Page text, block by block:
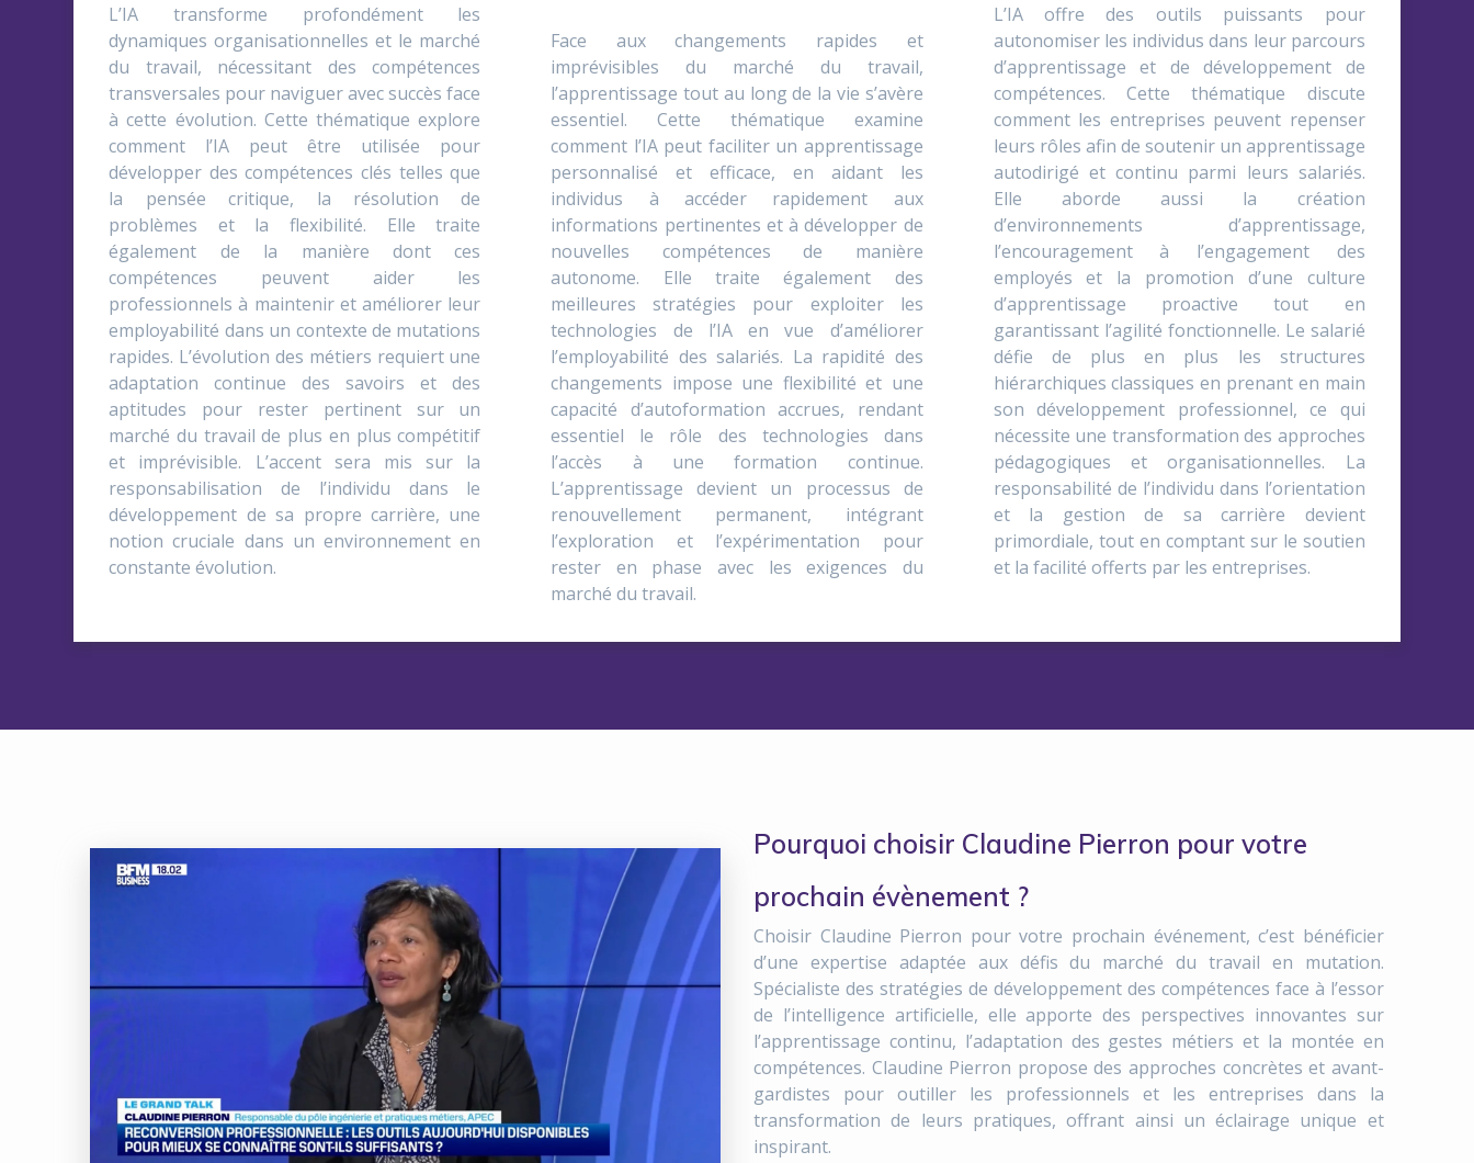
L’IA transforme profondément les
dynamiques organisationnelles et le marché
du travail, nécessitant des compétences
transversales pour naviguer avec succès face
à cette évolution. Cette thématique explore
comment l’IA peut être utilisée pour
développer des compétences clés telles que
la pensée critique, la résolution de
problèmes et la flexibilité. Elle traite
également de la manière dont ces
compétences peuvent aider les
professionnels à maintenir et améliorer leur
employabilité dans un contexte de mutations
rapides. L’évolution des métiers requiert une
adaptation continue des savoirs et des
aptitudes pour rester pertinent sur un
marché du travail de plus en plus compétitif
et imprévisible. L’accent sera mis sur la
responsabilisation de l’individu dans le
développement de sa propre carrière, une
notion cruciale dans un environnement en
constante évolution.
Face aux changements rapides et
imprévisibles du marché du travail,
l’apprentissage tout au long de la vie s’avère
essentiel. Cette thématique examine
comment l’IA peut faciliter un apprentissage
personnalisé et efficace, en aidant les
individus à accéder rapidement aux
informations pertinentes et à développer de
nouvelles compétences de manière
autonome. Elle traite également des
meilleures stratégies pour exploiter les
technologies de l’IA en vue d’améliorer
l’employabilité des salariés. La rapidité des
changements impose une flexibilité et une
capacité d’autoformation accrues, rendant
essentiel le rôle des technologies dans
l’accès à une formation continue.
L’apprentissage devient un processus de
renouvellement permanent, intégrant
l’exploration et l’expérimentation pour
rester en phase avec les exigences du
marché du travail.
L’IA offre des outils puissants pour
autonomiser les individus dans leur parcours
d’apprentissage et de développement de
compétences. Cette thématique discute
comment les entreprises peuvent repenser
leurs rôles afin de soutenir un apprentissage
autodirigé et continu parmi leurs salariés.
Elle aborde aussi la création
d’environnements d’apprentissage,
l’encouragement à l’engagement des
employés et la promotion d’une culture
d’apprentissage proactive tout en
garantissant l’agilité fonctionnelle. Le salarié
défie de plus en plus les structures
hiérarchiques classiques en prenant en main
son développement professionnel, ce qui
nécessite une transformation des approches
pédagogiques et organisationnelles. La
responsabilité de l’individu dans l’orientation
et la gestion de sa carrière devient
primordiale, tout en comptant sur le soutien
et la facilité offerts par les entreprises.
Pourquoi choisir Claudine Pierron pour votre
prochain évènement ?
Choisir Claudine Pierron pour votre prochain événement, c’est bénéficier
d’une expertise adaptée aux défis du marché du travail en mutation.
Spécialiste des stratégies de développement des compétences face à l’essor
de l’intelligence artificielle, elle apporte des perspectives innovantes sur
l’apprentissage continu, l’adaptation des gestes métiers et la montée en
compétences. Claudine Pierron propose des approches concrètes et avant-
gardistes pour outiller les professionnels et les entreprises dans la
transformation de leurs pratiques, offrant ainsi un éclairage unique et
inspirant.